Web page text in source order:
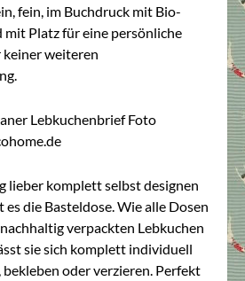
fein, im Buchdruck mit Bio-
mit Platz für eine persönliche
weiteren
lieber komplett selbst designen
die Basteldose. Wie alle Dosen
verpackten Lebkuchen
sie sich komplett individuell
oder verzieren. Perfekt